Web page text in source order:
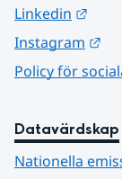
Linkedin
Instagram
Policy för
Datavärdskap
Nationella